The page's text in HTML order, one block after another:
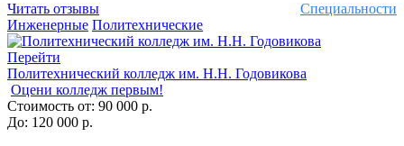
Специальности
Читать отзывы
Инженерные Политехнические
Перейти
Политехнический колледж им. Н.Н. Годовикова
Оцени колледж первым!
Стоимость от: 90 000 р.
До: 120 000 р.